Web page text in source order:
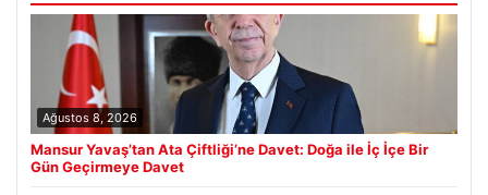
Ağustos 8, 2026
Mansur Yavaş’tan Ata Çiftliği’ne Davet: Doğa ile İç İçe Bir
Gün Geçirmeye Davet